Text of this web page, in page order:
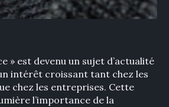
» est devenu un sujet d’actualité
intérêt croissant tant chez les
chez les entreprises. Cette
l’importance de la